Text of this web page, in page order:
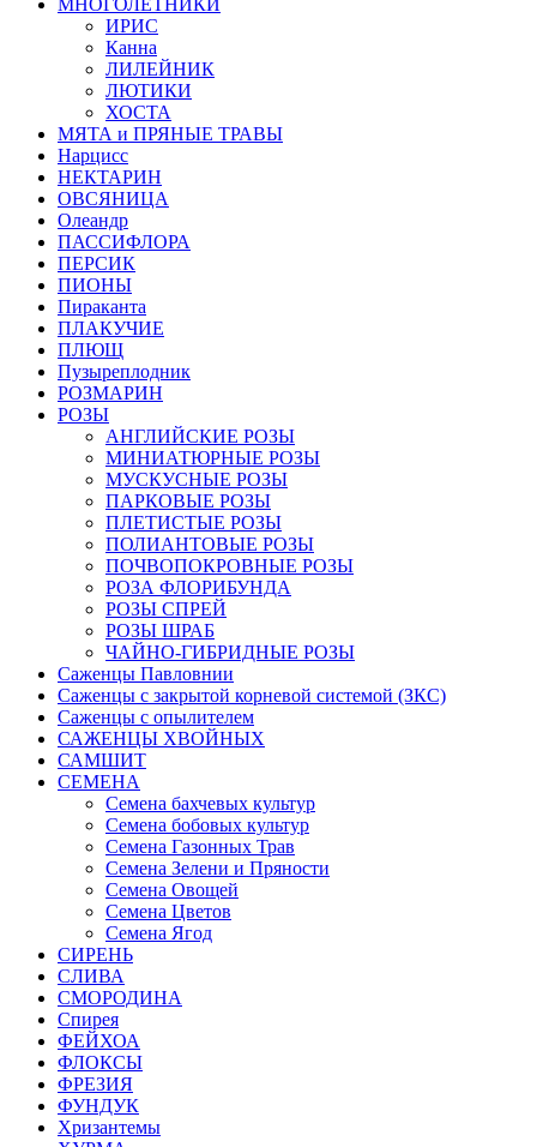
МНОГОЛЕТНИКИ
ИРИС
Канна
ЛИЛЕЙНИК
ЛЮТИКИ
ХОСТА
МЯТА и ПРЯНЫЕ ТРАВЫ
Нарцисс
НЕКТАРИН
ОВСЯНИЦА
Олеандр
ПАССИФЛОРА
ПЕРСИК
ПИОНЫ
Пираканта
ПЛАКУЧИЕ
ПЛЮЩ
Пузыреплодник
РОЗМАРИН
РОЗЫ
АНГЛИЙСКИЕ РОЗЫ
МИНИАТЮРНЫЕ РОЗЫ
МУСКУСНЫЕ РОЗЫ
ПАРКОВЫЕ РОЗЫ
ПЛЕТИСТЫЕ РОЗЫ
ПОЛИАНТОВЫЕ РОЗЫ
ПОЧВОПОКРОВНЫЕ РОЗЫ
РОЗА ФЛОРИБУНДА
РОЗЫ СПРЕЙ
РОЗЫ ШРАБ
ЧАЙНО-ГИБРИДНЫЕ РОЗЫ
Саженцы Павловнии
Саженцы с закрытой корневой системой (ЗКС)
Саженцы с опылителем
САЖЕНЦЫ ХВОЙНЫХ
САМШИТ
СЕМЕНА
Семена бахчевых культур
Семена бобовых культур
Семена Газонных Трав
Семена Зелени и Пряности
Семена Овощей
Семена Цветов
Семена Ягод
СИРЕНЬ
СЛИВА
СМОРОДИНА
Спирея
ФЕЙХОА
ФЛОКСЫ
ФРЕЗИЯ
ФУНДУК
Хризантемы